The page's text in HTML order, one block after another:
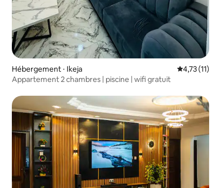
Hébergement ⋅ Ikeja Évaluation
4,73 (11)
Appartement 2 chambres | piscine | wifi gratuit